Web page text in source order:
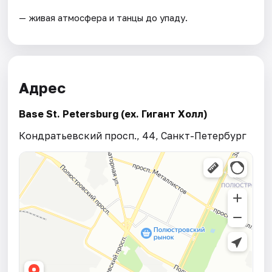
— живая атмосфера и танцы до упаду.
Адрес
Base St. Petersburg (ex. Гигант Холл)
Кондратьевский просп., 44, Санкт-Петербург